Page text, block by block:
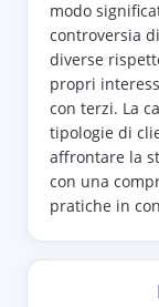
modo
controversia
diverse
propri
con terzi. La
tipologie di
affrontare la
con una
pratiche in